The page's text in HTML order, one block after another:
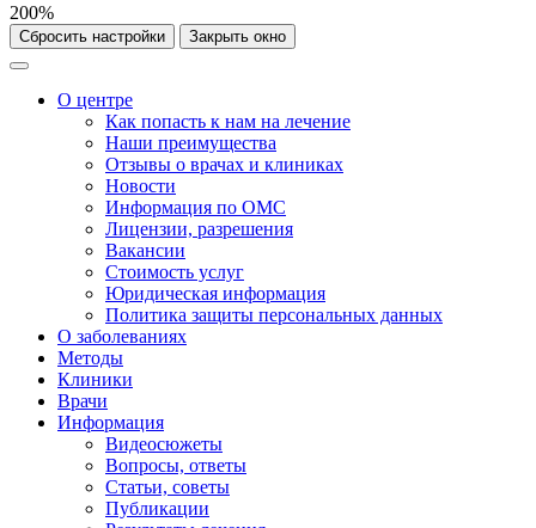
200%
Сбросить настройки Закрыть окно
О центре
Как попасть к нам на лечение
Наши преимущества
Отзывы о врачах и клиниках
Новости
Информация по ОМС
Лицензии, разрешения
Вакансии
Стоимость услуг
Юридическая информация
Политика защиты персональных данных
О заболеваниях
Методы
Клиники
Врачи
Информация
Видеосюжеты
Вопросы, ответы
Статьи, советы
Публикации